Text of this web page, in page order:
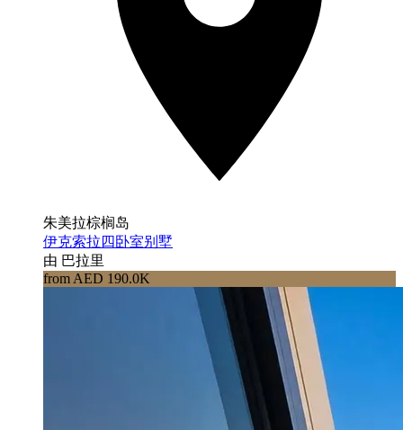
朱美拉棕榈岛
伊克索拉四卧室别墅
由 巴拉里
from AED 190.0K